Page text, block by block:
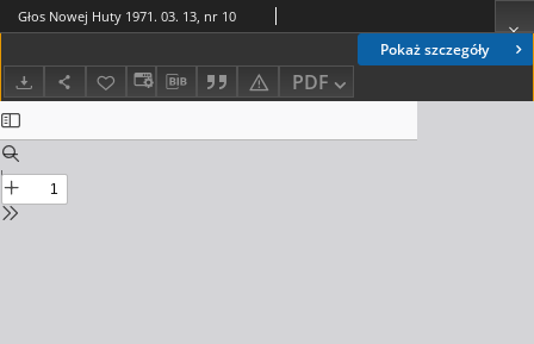
Pokaż szczegóły
PDF
Głos Nowej Huty 1971. 03. 13, nr 10